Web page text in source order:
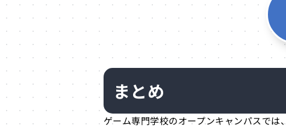
まとめ
ゲーム専門学校のオープンキャンパスでは、